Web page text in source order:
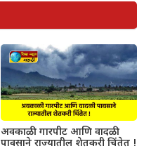
अवकाळी गारपीट आणि वादळी
पावसाने राज्यातील शेतकरी चिंतेत !